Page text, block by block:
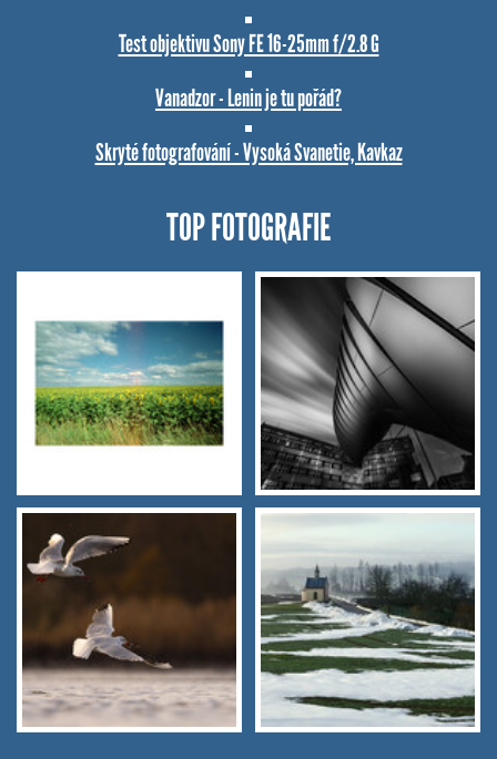
Test objektivu Sony FE 16-25mm f/2.8 G
Vanadzor - Lenin je tu pořád?
Skryté fotografování - Vysoká Svanetie, Kavkaz
TOP FOTOGRAFIE